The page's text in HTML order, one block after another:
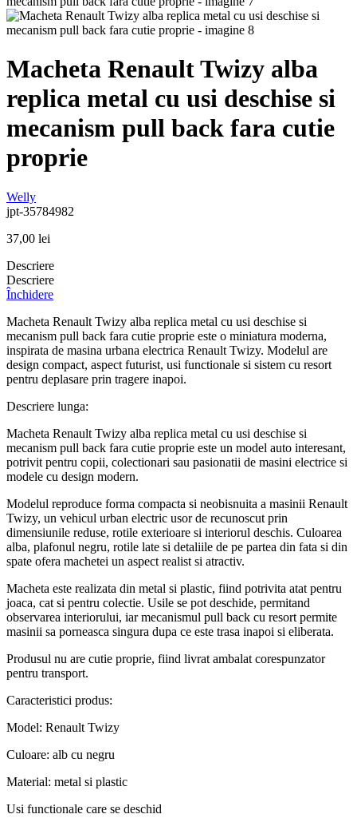
Macheta Renault Twizy alba
replica metal cu usi deschise si
mecanism pull back fara cutie
proprie
Welly
jpt-35784982
37,00 lei
Descriere
Descriere
Închidere
Macheta Renault Twizy alba replica metal cu usi deschise si
mecanism pull back fara cutie proprie este o miniatura moderna,
inspirata de masina urbana electrica Renault Twizy. Modelul are
design compact, aspect futurist, usi functionale si sistem cu resort
pentru deplasare prin tragere inapoi.
Descriere lunga:
Macheta Renault Twizy alba replica metal cu usi deschise si
mecanism pull back fara cutie proprie este un model auto interesant,
potrivit pentru copii, colectionari sau pasionatii de masini electrice si
modele cu design modern.
Modelul reproduce forma compacta si neobisnuita a masinii Renault
Twizy, un vehicul urban electric usor de recunoscut prin
dimensiunile reduse, rotile exterioare si interiorul deschis. Culoarea
alba, plafonul negru, rotile late si detaliile de pe partea din fata si din
spate ofera machetei un aspect realist si atractiv.
Macheta este realizata din metal si plastic, fiind potrivita atat pentru
joaca, cat si pentru colectie. Usile se pot deschide, permitand
observarea interiorului, iar mecanismul pull back cu resort permite
masinii sa porneasca singura dupa ce este trasa inapoi si eliberata.
Produsul nu are cutie proprie, fiind livrat ambalat corespunzator
pentru transport.
Caracteristici produs:
Model: Renault Twizy
Culoare: alb cu negru
Material: metal si plastic
Usi functionale care se deschid